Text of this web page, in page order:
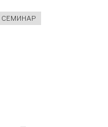
СЕМИНАР